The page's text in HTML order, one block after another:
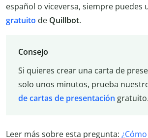
español o viceversa, siempre puedes
gratuito de Quillbot.
Consejo
Si quieres crear una carta de
solo unos minutos, prueba
de cartas de presentación gratuito.
Leer más sobre esta pregunta: